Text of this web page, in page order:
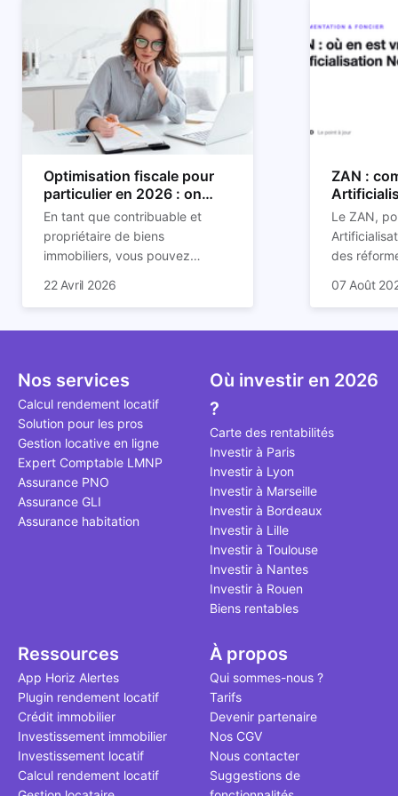
Optimisation fiscale pour
particulier en 2026 : on
vous explique tout
En tant que contribuable et
propriétaire de biens
immobiliers, vous pouvez
imposition en optimisant votre
nombreuses méthodes légales
toutes les explications dans
notre article.
22 Avril 2026
ZAN :
son
Le ZAN,
des
des
et de la
bâtis.
plus mal
bien que
décrivent
le point à
07 Août
Nos services
Calcul rendement locatif
Solution pour les pros
Gestion locative en ligne
Expert Comptable LMNP
Assurance PNO
Assurance GLI
Assurance habitation
Où investir en 2026
?
Carte des rentabilités
Investir à Paris
Investir à Lyon
Investir à Marseille
Investir à Bordeaux
Investir à Lille
Investir à Toulouse
Investir à Nantes
Investir à Rouen
Biens rentables
Ressources
App Horiz Alertes
Plugin rendement locatif
Crédit immobilier
Investissement immobilier
Investissement locatif
Calcul rendement locatif
À propos
Qui sommes-nous ?
Tarifs
Devenir partenaire
Nos CGV
Nous contacter
Suggestions de